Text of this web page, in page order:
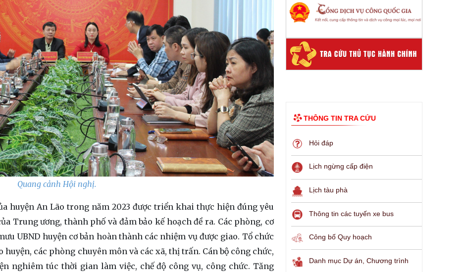
Quang cảnh Hội nghị.
huyện An Lão trong năm 2023 được triển khai thực hiện đúng yêu
Trung ương, thành phố và đảm bảo kế hoạch đề ra. Các phòng, cơ
UBND huyện cơ bản hoàn thành các nhiệm vụ được giao. Tổ chức
huyện, các phòng chuyên môn và các xã, thị trấn. Cán bộ công chức,
nghiêm túc thời gian làm việc, chế độ công vụ, công chức. Tăng
THÔNG TIN TRA CỨU
Hỏi đáp
Lịch ngừng cấp điện
Lịch tàu phà
Thông tin các tuyến xe bus
Công bố Quy hoạch
Danh mục Dự án, Chương trình